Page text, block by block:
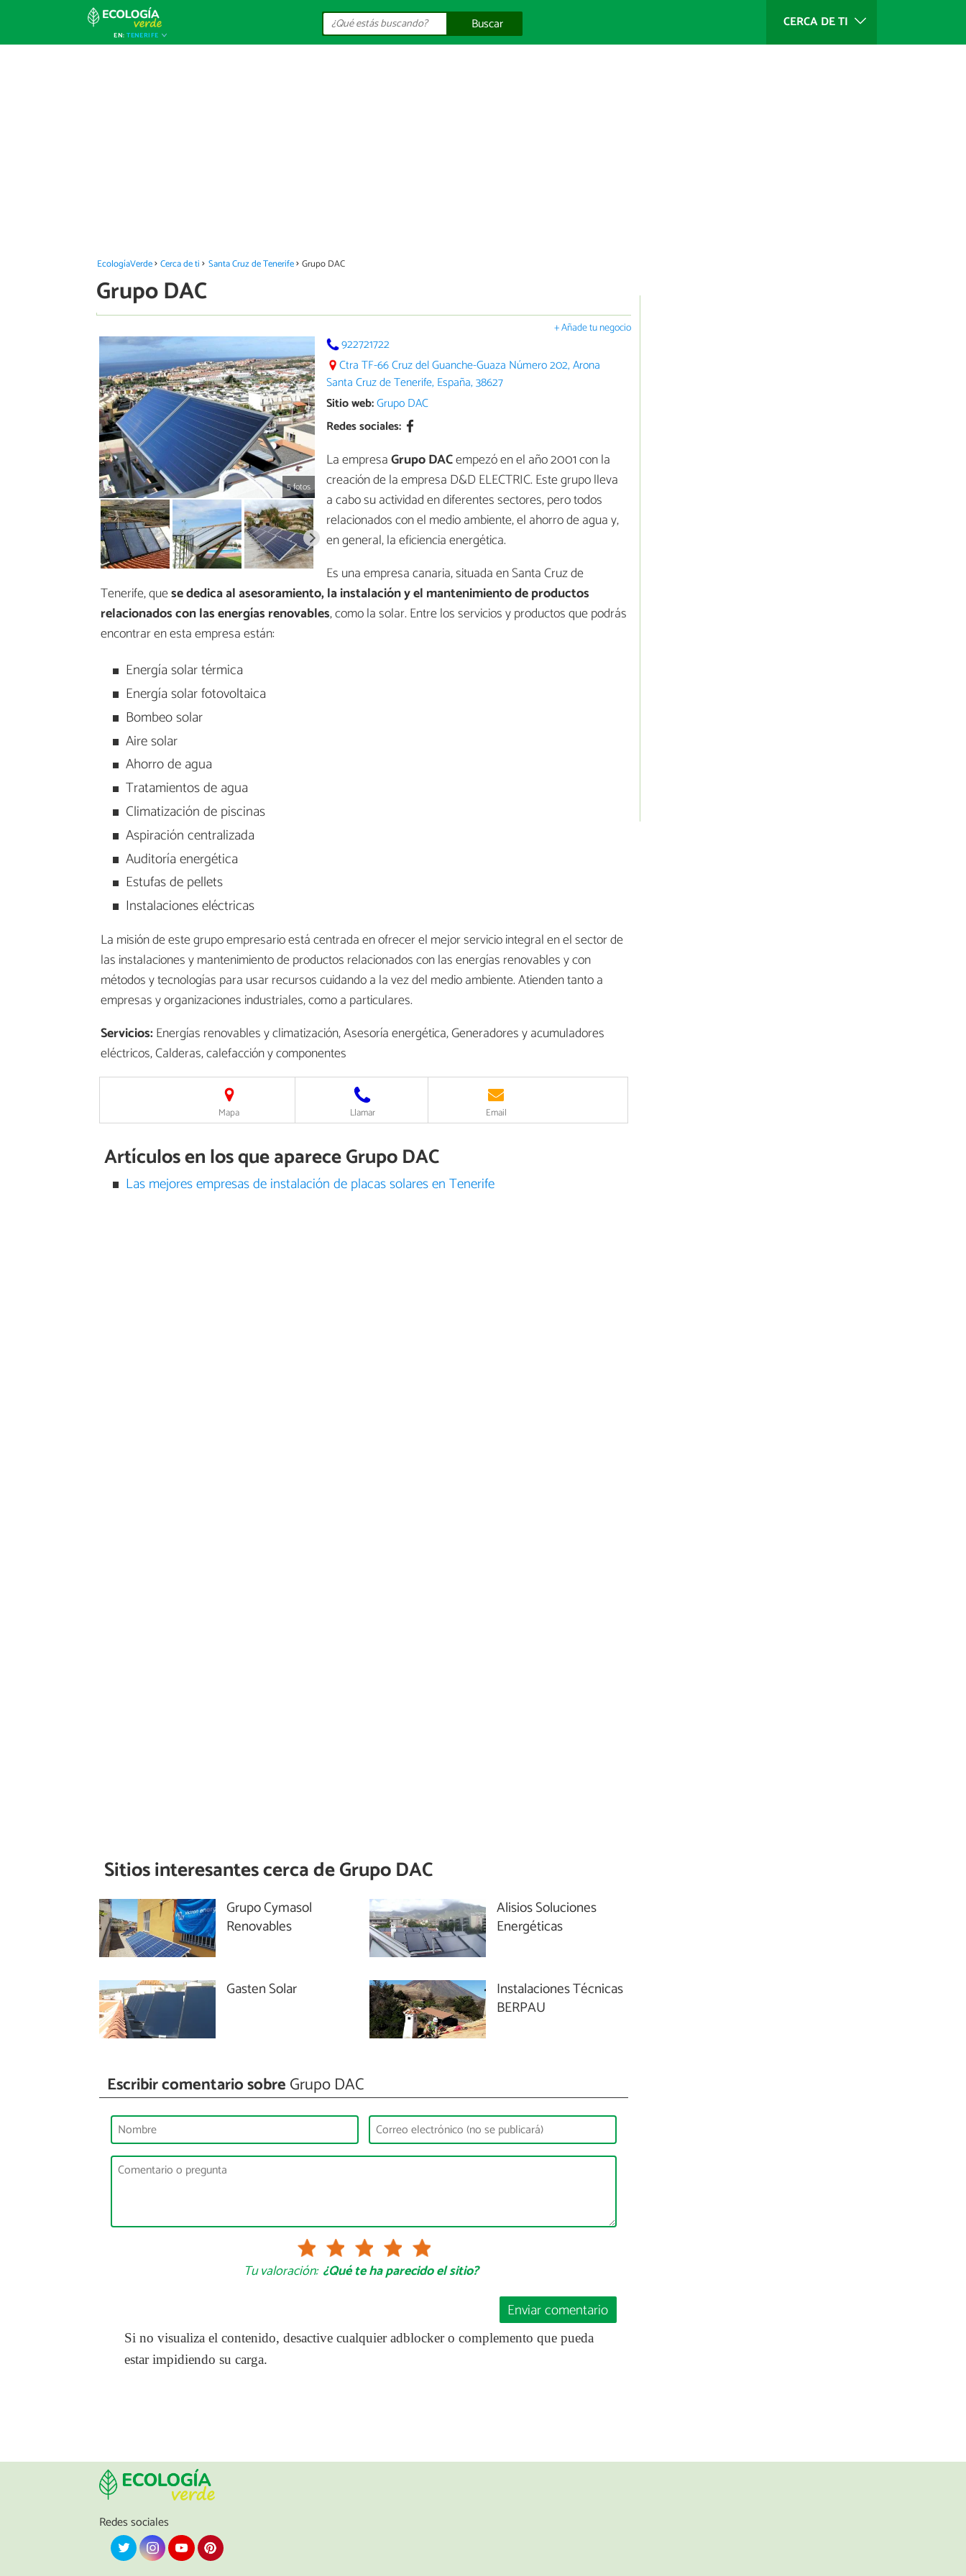
CERCA DE TI
EN:TENERIFE
Buscar
EcologíaVerde Cerca de ti Santa Cruz de Tenerife Grupo DAC
Grupo DAC
+ Añade tu negocio
5 fotos
922721722
Ctra TF-66 Cruz del Guanche-Guaza Número 202, Arona
Santa Cruz de Tenerife, España, 38627
Sitio web:Grupo DAC
Redes sociales:
La empresaGrupo DACempezó en el año 2001 con la
creación de la empresa D&D ELECTRIC. Este grupo lleva
a cabo su actividad en diferentes sectores, pero todos
relacionados con el medio ambiente, el ahorro de agua y,
en general, la eficiencia energética.
Es una empresa canaria, situada en Santa Cruz de
Tenerife, quese dedica al asesoramiento, la instalación y el mantenimiento de productos
relacionados con las energías renovables, como la solar. Entre los servicios y productos que podrás
encontrar en esta empresa están:
Energía solar térmica
Energía solar fotovoltaica
Bombeo solar
Aire solar
Ahorro de agua
Tratamientos de agua
Climatización de piscinas
Aspiración centralizada
Auditoría energética
Estufas de pellets
Instalaciones eléctricas
La misión de este grupo empresario está centrada en ofrecer el mejor servicio integral en el sector de
las instalaciones y mantenimiento de productos relacionados con las energías renovables y con
métodos y tecnologías para usar recursos cuidando a la vez del medio ambiente. Atienden tanto a
empresas y organizaciones industriales, como a particulares.
Servicios:Energías renovables y climatización, Asesoría energética, Generadores y acumuladores
eléctricos, Calderas, calefacción y componentes
Mapa Llamar Email
Artículos en los que aparece Grupo DAC
Las mejores empresas de instalación de placas solares en Tenerife
Sitios interesantes cerca deGrupo DAC
Grupo Cymasol
Renovables
Alisios Soluciones
Energéticas
Gasten Solar
Instalaciones Técnicas
BERPAU
Escribir comentario sobreGrupo DAC
Tu valoración: ¿Qué te ha parecido el sitio?
Enviar comentario
Si no visualiza el contenido, desactive cualquier adblocker o complemento que pueda
estar impidiendo su carga.
Redes sociales